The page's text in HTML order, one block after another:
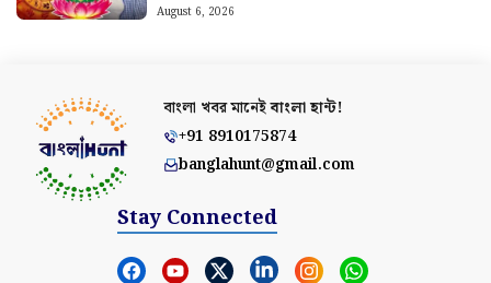
August 6, 2026
বাংলা খবর মানেইবাংলা হান্ট!
+91 8910175874
banglahunt@gmail.com
Stay Connected